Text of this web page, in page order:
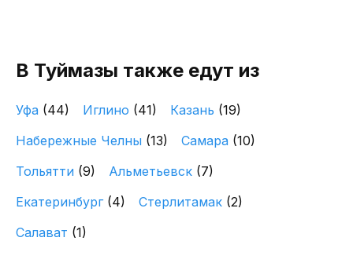
В Туймазы также едут из
Уфа (44) Иглино (41) Казань (19)
Набережные Челны (13) Самара (10)
Тольятти (9) Альметьевск (7)
Екатеринбург (4) Стерлитамак (2)
Салават (1)